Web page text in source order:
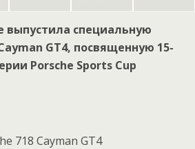
выпустила специальную
GT4, посвященную 15-
Porsche Sports Cup
718 Cayman GT4